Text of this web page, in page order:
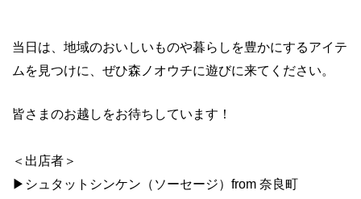
当日は、地域のおいしいものや暮らしを豊かにするアイテ
ムを見つけに、ぜひ森ノオウチに遊びに来てください。
皆さまのお越しをお待ちしています！
＜出店者＞
▶︎シュタットシンケン（ソーセージ）from 奈良町